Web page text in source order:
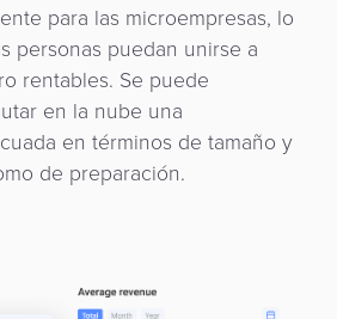
para las microempresas, lo
personas puedan unirse a
rentables. Se puede
en la nube una
en términos de tamaño y
de preparación.